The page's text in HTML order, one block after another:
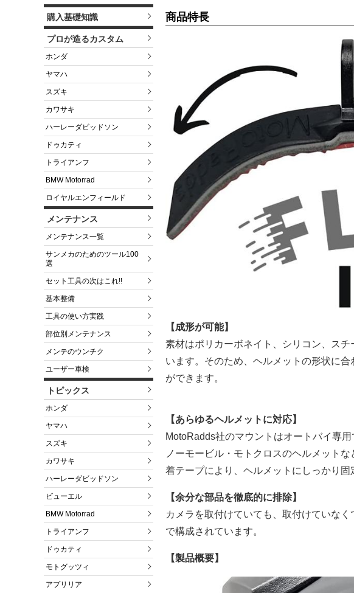
購入基礎知識
プロが造るカスタム
ホンダ
ヤマハ
スズキ
カワサキ
ハーレーダビッドソン
ドゥカティ
トライアンフ
BMW Motorrad
ロイヤルエンフィールド
メンテナンス
メンテナンス一覧
サンメカのためのツール100
選
セット工具の次はこれ!!
基本整備
工具の使い方実践
部位別メンテナンス
メンテのウンチク
ユーザー車検
トピックス
ホンダ
ヤマハ
スズキ
カワサキ
ハーレーダビッドソン
ビューエル
BMW Motorrad
トライアンフ
ドゥカティ
モトグッツィ
アプリリア
商品特長
【成形が可能】
素材はポリカーボネイト、シリコン、ス
います。そのため、ヘルメットの形状に
ができます。
【あらゆるヘルメットに対応】
MotoRadds社のマウントはオートバイ専
ノーモービル・モトクロスのヘルメット
着テープにより、ヘルメットにしっかり固
【余分な部品を徹底的に排除】
カメラを取付けていても、取付けていな
で構成されています。
【製品概要】